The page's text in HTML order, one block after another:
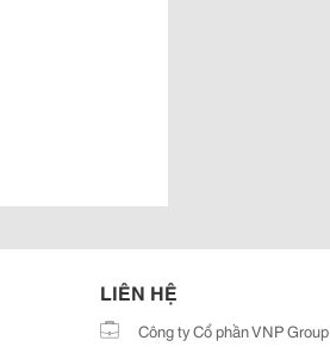
LIÊN HỆ
Công ty Cổ phần VNP Group